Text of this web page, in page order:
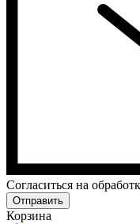
Cогласиться на
Отправить
Корзина